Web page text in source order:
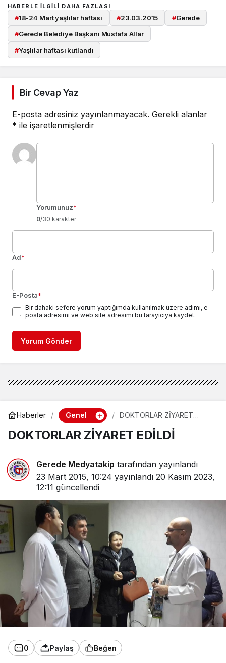
HABERLE ILGILI DAHA FAZLASI
#18-24 Mart yaşlılar haftası #23.03.2015 #Gerede
#Gerede Belediye Başkanı Mustafa Allar
#Yaşlılar haftası kutlandı
Bir Cevap Yaz
E-posta adresiniz yayınlanmayacak. Gerekli alanlar
* ile işaretlenmişlerdir
Yorumunuz*
0/30 karakter
Ad*
E-Posta*
Bir dahaki sefere yorum yaptığımda kullanılmak üzere adımı, e-
posta adresimi ve web site adresimi bu tarayıcıya kaydet.
Yorum Gönder
Haberler Genel
DOKTORLAR ZİYARET
DOKTORLAR ZİYARET EDİLDİ
Gerede Medyatakip tarafından yayınlandı
23 Mart 2015, 10:24 yayınlandı 20 Kasım 2023,
12:11 güncellendi
0 Paylaş Beğen